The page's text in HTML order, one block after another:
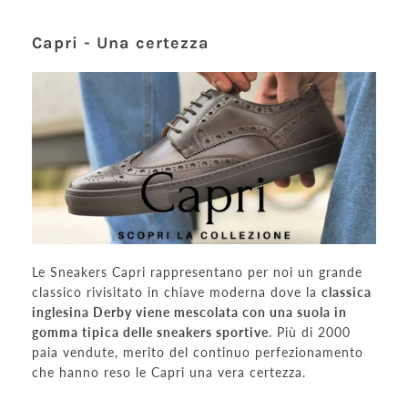
Capri - Una certezza
Le Sneakers Capri rappresentano per noi un grande
classico rivisitato in chiave moderna dove la classica
inglesina Derby viene mescolata con una suola in
gomma tipica delle sneakers sportive. Più di 2000
paia vendute, merito del continuo perfezionamento
che hanno reso le Capri una vera certezza.